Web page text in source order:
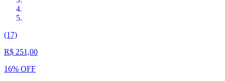
(17)
R$ 251,00
16% OFF